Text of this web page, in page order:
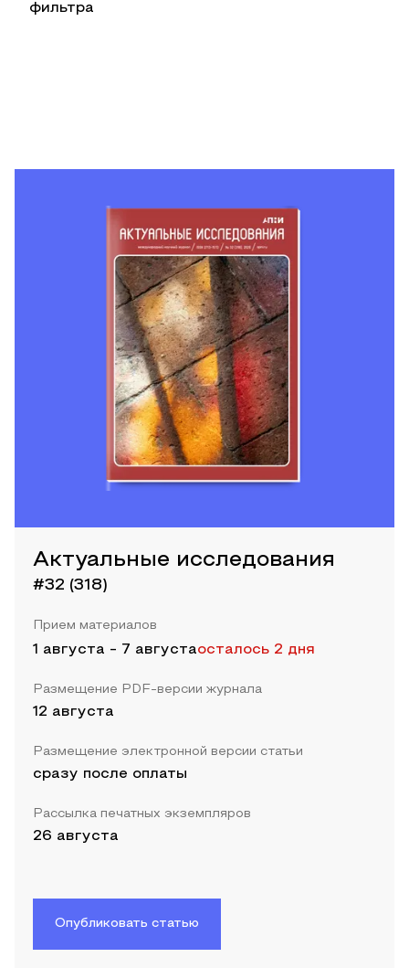
фильтра
Актуальные исследования
#32 (318)
Прием материалов
1 августа - 7 августаосталось 2 дня
Размещение PDF-версии журнала
12 августа
Размещение электронной версии статьи
сразу после оплаты
Рассылка печатных экземпляров
26 августа
Опубликовать статью